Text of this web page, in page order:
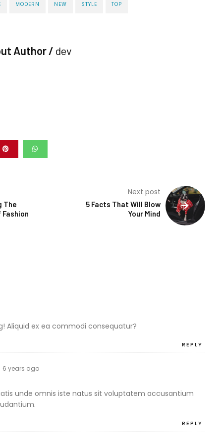
MODERN NEW STYLE TOP
Author / dev
The
Next post
5 Facts That Will Blow
Your Mind
REPLY
Aliquid ex ea commodi consequatur?
6 years ago
REPLY
unde omnis iste natus sit voluptatem accusantium